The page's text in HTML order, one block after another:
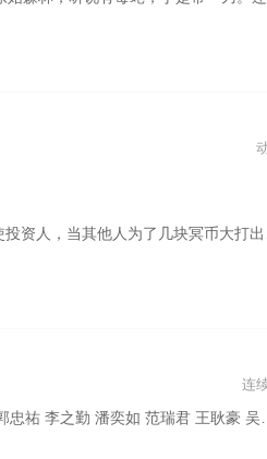
与其仰慕他人聪明，不如自己勤奋补拙；与其仰慕他人优秀，不如自己奋斗不止；与其仰慕他人坚强，不如自己百炼成钢；与其仰慕他人成功，不如自己厚积薄发。
连
晴 于浩威 马国毕 张世贤 徐千京 黄子玲 黄靖雅 李佩怡 吴政澔 黄尚禾 吴皓升